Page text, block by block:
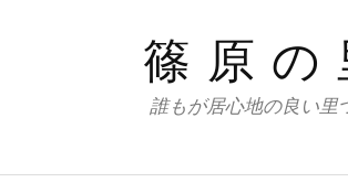
篠原の
誰もが居心地の良い里